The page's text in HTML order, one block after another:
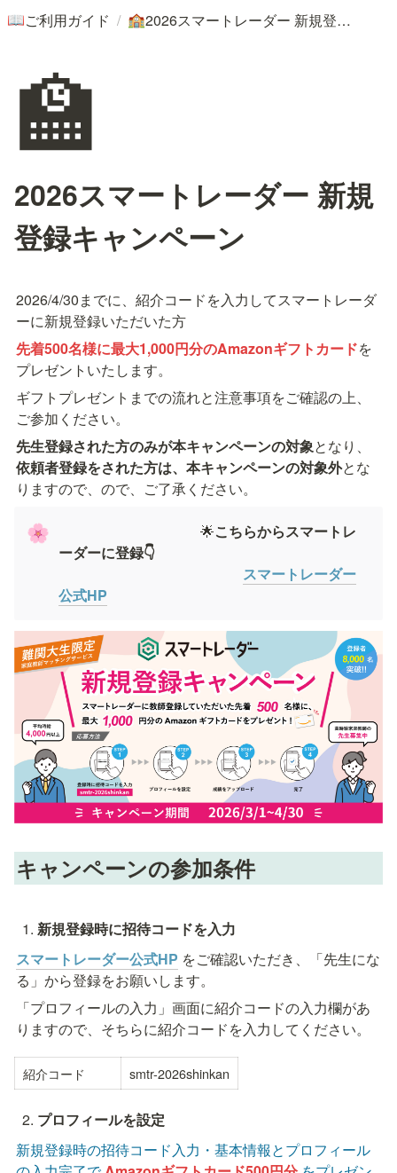
📖ご利用ガイド / 🏫 2026スマートレーダー 新規登録キャンペーン
🏫
2026スマートレーダー 新規
登録キャンペーン
2026/4/30までに、紹介コードを入力してスマートレーダ
ーに新規登録いただいた方
先着500名様に最大1,000円分のAmazonギフトカードを
プレゼントいたします。
ギフトプレゼントまでの流れと注意事項をご確認の上、
ご参加ください。
先生登録された方のみが本キャンペーンの対象となり、
依頼者登録をされた方は、本キャンペーンの対象外とな
りますので、ので、ご了承ください。
🌸 🌟こちらからスマートレ
ーダーに登録👇
スマートレーダー
公式HP
キャンペーンの参加条件
新規登録時に招待コードを入力
スマートレーダー公式HP をご確認いただき、「先生にな
る」から登録をお願いします。
「プロフィールの入力」画面に紹介コードの入力欄があ
りますので、そちらに紹介コードを入力してください。
紹介コード smtr-2026shinkan
プロフィールを設定
新規登録時の招待コード入力・基本情報とプロフィール